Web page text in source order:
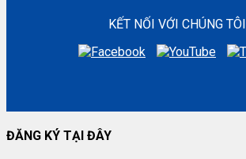
KẾT NỐI VỚI CHÚNG TÔI
ĐĂNG KÝ TẠI ĐÂY